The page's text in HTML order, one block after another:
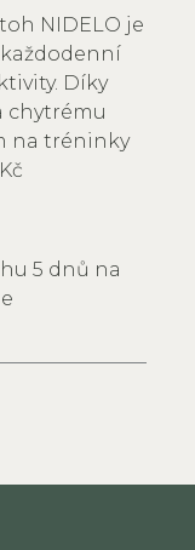
NIDELO je
Díky
chytrému
na tréninky
5 dnů na